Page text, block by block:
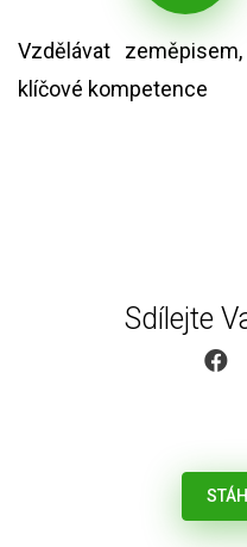
Vzdělávat
klíčové kompetence
Sdílejte